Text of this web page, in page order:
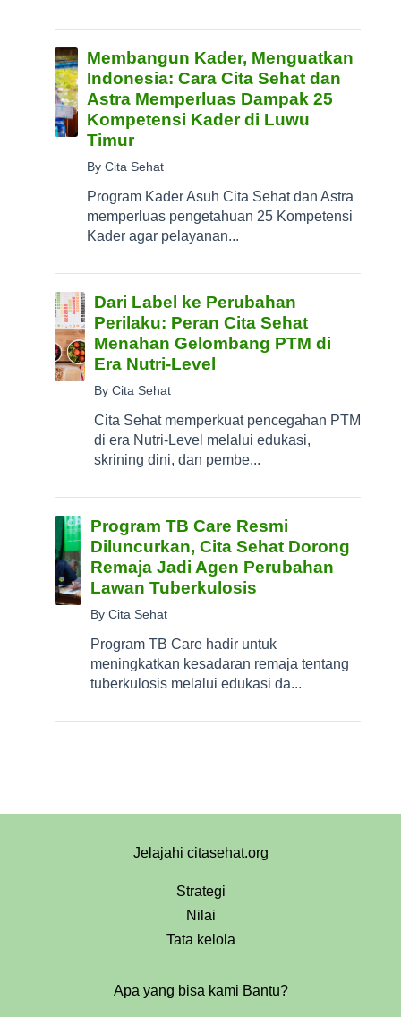
Membangun Kader, Menguatkan
Indonesia: Cara Cita Sehat dan
Astra Memperluas Dampak 25
Kompetensi Kader di Luwu
Timur
By Cita Sehat
Program Kader Asuh Cita Sehat dan Astra
memperluas pengetahuan 25 Kompetensi
Kader agar pelayanan...
Dari Label ke Perubahan
Perilaku: Peran Cita Sehat
Menahan Gelombang PTM di
Era Nutri-Level
By Cita Sehat
Cita Sehat memperkuat pencegahan PTM
di era Nutri-Level melalui edukasi,
skrining dini, dan pembe...
Program TB Care Resmi
Diluncurkan, Cita Sehat Dorong
Remaja Jadi Agen Perubahan
Lawan Tuberkulosis
By Cita Sehat
Program TB Care hadir untuk
meningkatkan kesadaran remaja tentang
tuberkulosis melalui edukasi da...
Jelajahi citasehat.org
Strategi
Nilai
Tata kelola
Apa yang bisa kami Bantu?